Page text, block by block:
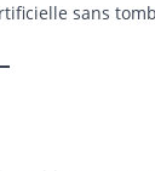
sans